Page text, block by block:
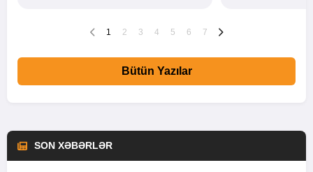
1 2 3 4 5 6 7
Bütün Yazılar
SON XƏBƏRLƏR